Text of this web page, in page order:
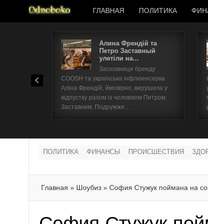
ГЛАВНАЯ ПОЛИТИКА
Алина Френдій та
Петро Заставный
улетіли на...
Засновниця бренду
COOSH та українська інфлюенсерка
Аліна Френдій, ймовірно, вирушила у
відпустку разом із чоловіком Петром
Заставним. Подружжя...
ПОЛИТИКА ФИНАНСЫ ПРОИСШЕСТВИЯ
Главная » Шоубиз » София Стужук поймана на